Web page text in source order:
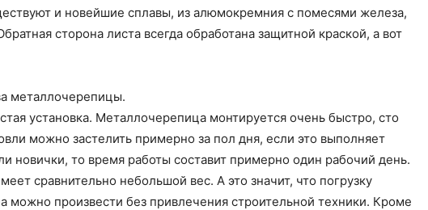
и новейшие сплавы, из алюмокремния с помесями железа,
сторона листа всегда обработана защитной краской, а вот
металлочерепицы.
установка. Металлочерепица монтируется очень быстро, сто
можно застелить примерно за пол дня, если это выполняет
новички, то время работы составит примерно один рабочий день.
сравнительно небольшой вес. А это значит, что погрузку
можно произвести без привлечения строительной техники. Кроме